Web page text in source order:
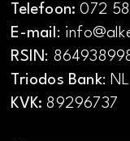
Telefoon:072
E-mail :
RSIN :
Triodos Bank:
KVK: 89296737